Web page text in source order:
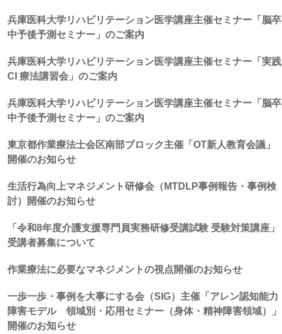
兵庫医科大学リハビリテーション医学講座主催セミナー「脳卒
中予後予測セミナー」のご案内
兵庫医科大学リハビリテーション医学講座主催セミナー「実践
CI 療法講習会」のご案内
兵庫医科大学リハビリテーション医学講座主催セミナー「脳卒
中予後予測セミナー」のご案内
東京都作業療法士会区南部ブロック主催「OT新人教育会議」
開催のお知らせ
生活行為向上マネジメント研修会（MTDLP事例報告・事例検
討）開催のお知らせ
「令和8年度介護支援専門員実務研修受講試験 受験対策講座」
受講者募集について
作業療法に必要なマネジメントの視点開催のお知らせ
一歩一歩・事例を大事にする会（SIG）主催「アレン認知能力
障害モデル 領域別・応用セミナー（身体・精神障害領域）」
開催のお知らせ